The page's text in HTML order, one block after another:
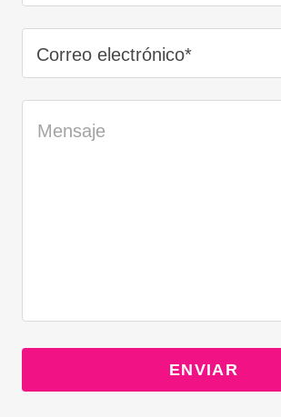
Correo electrónico*
ENVIAR